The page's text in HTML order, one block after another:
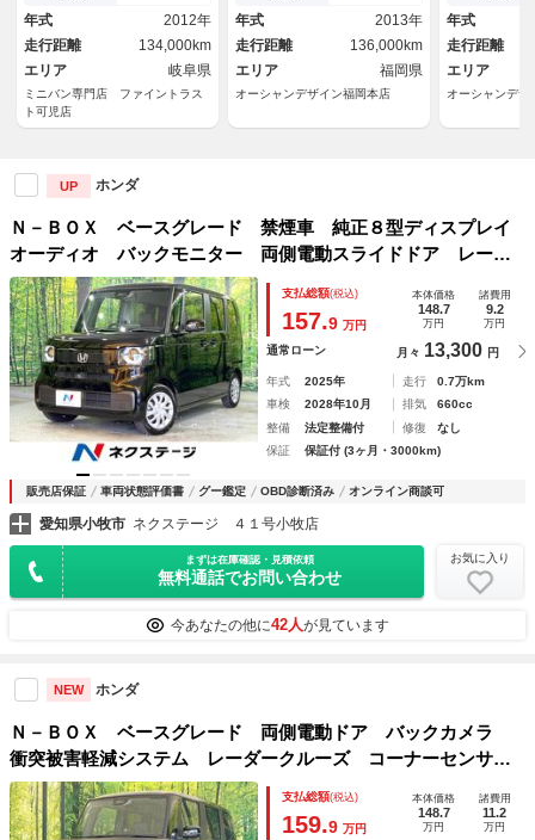
プ ユーザー買取車 盗難防止
装置 ハロゲンランプ
年式
2012年
走行距離
134,000km
エリア
岐阜県
ミニバン専門店 ファイントラス
ト可児店
ン ＡＢＳ エアバック パワ
ステ スマートキー付き
年式
2013年
走行距離
136,000km
エリア
福岡県
オーシャンデザイン福岡本店
付 イモビラ
ック ＡＢＳ
年式
走行距離
エリア
オーシャンデ
UP ホンダ
Ｎ－ＢＯＸ ベースグレード 禁煙車 純正８型ディスプレイ
オーディオ バックモニター 両側電動スライドドア レーダ
ークルーズ シートヒーター スマートキー ＬＥＤヘッドラ
イト オートライト Ｂｌｕｅｔｏｏｔｈ接続
支払総額(税込)
157.9 万円
本体価格
148.7
万円
諸費用
9.2
万円
通常ローン 月々 13,300 円
年式 2025年 走行
0.7万km
車検
2028年10月 排気
660cc
整備
法定整備付 修復
なし
保証
保証付 (3ヶ月・3000km)
販売店保証 車両状態評価書 グー鑑定 OBD診断済み オンライン商談可
愛知県小牧市 ネクステージ ４１号小牧店
まずは在庫確認・見積依頼
無料通話でお問い合わせ
お気に入り
今あなたの他に42人が見ています
NEW ホンダ
Ｎ－ＢＯＸ ベースグレード 両側電動ドア バックカメラ
衝突被害軽減システム レーダークルーズ コーナーセンサ
ー スマートキー ＬＥＤヘッド オートハイビーム 車線逸
脱警報 オートライト オートエアコン
支払総額(税込)
159.9 万円
本体価格
148.7
万円
諸費用
11.2
万円